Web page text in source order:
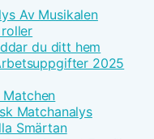
Av Musikalen
du ditt hem
2025
Matchanalys
Smärtan